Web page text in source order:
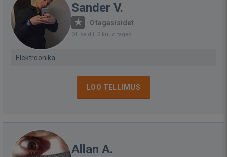
Sander V.
· 0 tagasisidet
Oli saidil: 2 kuud tagasi
Elektroonika
LOO TELLIMUS
Allan A.